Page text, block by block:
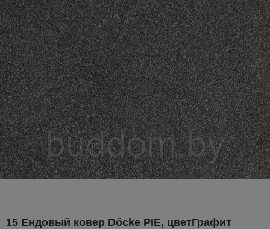
15 Ендовый ковер Döcke PIE, цветГрафит